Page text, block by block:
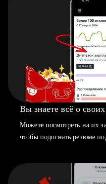
Вы знаете всё о
Можете посмотреть на их
чтобы подогнать резюме